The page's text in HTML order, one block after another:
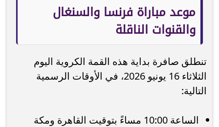
موعد مباراة فرنسا والسنغال
والقنوات الناقلة
تنطلق صافرة بداية هذه القمة الكروية اليوم
الثلاثاء 16 يونيو 2026، في الأوقات الرسمية
التالية:
الساعة 10:00 مساءً بتوقيت القاهرة ومكة